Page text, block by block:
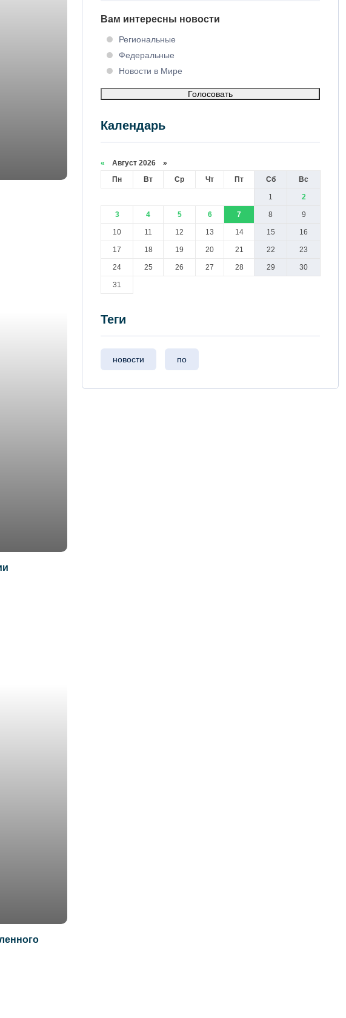
Вам интересны новости
Региональные
Федеральные
Новости в Мире
Голосовать
Календарь
« Август 2026 »
Пн
Вт Ср Чт Пт Сб Вс
1 2
3 4 5 6 7 8 9
10 11 12 13 14 15 16
17 18 19 20 21 22 23
24 25 26 27 28 29 30
31
Теги
новости по